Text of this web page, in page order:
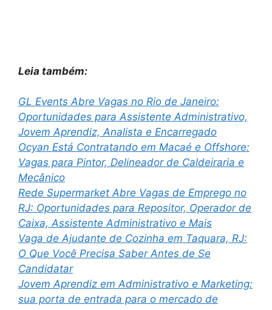
Leia também:
GL Events Abre Vagas no Rio de Janeiro:
Oportunidades para Assistente Administrativo,
Jovem Aprendiz, Analista e Encarregado
Ocyan Está Contratando em Macaé e Offshore:
Vagas para Pintor, Delineador de Caldeiraria e
Mecânico
Rede Supermarket Abre Vagas de Emprego no
RJ: Oportunidades para Repositor, Operador de
Caixa, Assistente Administrativo e Mais
Vaga de Ajudante de Cozinha em Taquara, RJ:
O Que Você Precisa Saber Antes de Se
Candidatar
Jovem Aprendiz em Administrativo e Marketing:
sua porta de entrada para o mercado de